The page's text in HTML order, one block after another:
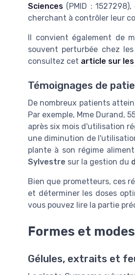
Sciences (PMID :
cherchant à contrôler leur
Il convient également de
souvent perturbée chez
consultez cet article sur
Témoignages de
De nombreux patients
Par exemple, Mme Durand,
après six mois d'utilisation
une diminution de
plante à son régime
Sylvestre sur la gestion du
Bien que prometteurs, ces
et déterminer les doses
vous pouvez lire la partie
Formes et
Gélules, extraits et